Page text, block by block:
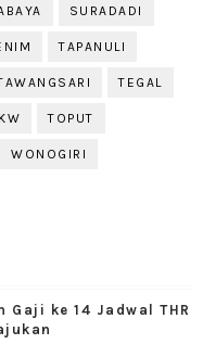
SURADADI
TAPANULI
TEGAL
TOPUT
WONOGIRI
ke 14 Jadwal THR